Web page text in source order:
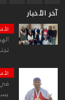
آخر الأخبار